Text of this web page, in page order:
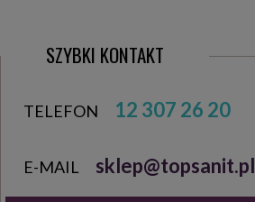
SZYBKI KONTAKT
TELEFON 12 307 26 20
E-MAIL sklep@topsanit.pl